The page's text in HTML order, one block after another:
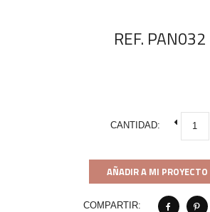
REF. PAN032
CANTIDAD:
AÑADIR A MI PROYECTO
COMPARTIR: